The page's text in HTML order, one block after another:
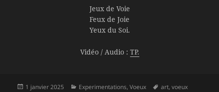
Jeux de Voie
Feux de Joie
Yeux du Soi.
Vidéo / Audio : TP.
Publié
1 janvier 2025 Catégories
Experimentations,Voeux
Mots-
art,voeux